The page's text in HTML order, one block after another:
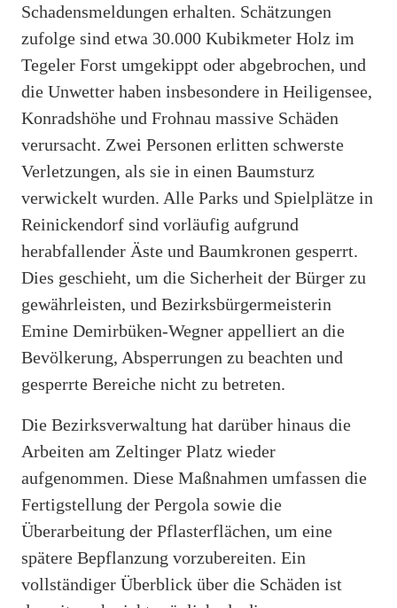
Schadensmeldungen erhalten. Schätzungen
zufolge sind etwa 30.000 Kubikmeter Holz im
Tegeler Forst umgekippt oder abgebrochen, und
die Unwetter haben insbesondere in Heiligensee,
Konradshöhe und Frohnau massive Schäden
verursacht. Zwei Personen erlitten schwerste
Verletzungen, als sie in einen Baumsturz
verwickelt wurden. Alle Parks und Spielplätze in
Reinickendorf sind vorläufig aufgrund
herabfallender Äste und Baumkronen gesperrt.
Dies geschieht, um die Sicherheit der Bürger zu
gewährleisten, und Bezirksbürgermeisterin
Emine Demirbüken-Wegner appelliert an die
Bevölkerung, Absperrungen zu beachten und
gesperrte Bereiche nicht zu betreten.
Die Bezirksverwaltung hat darüber hinaus die
Arbeiten am Zeltinger Platz wieder
aufgenommen. Diese Maßnahmen umfassen die
Fertigstellung der Pergola sowie die
Überarbeitung der Pflasterflächen, um eine
spätere Bepflanzung vorzubereiten. Ein
vollständiger Überblick über die Schäden ist